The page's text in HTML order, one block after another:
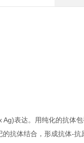
表达。用纯化的抗体
抗体结合，形成抗体-